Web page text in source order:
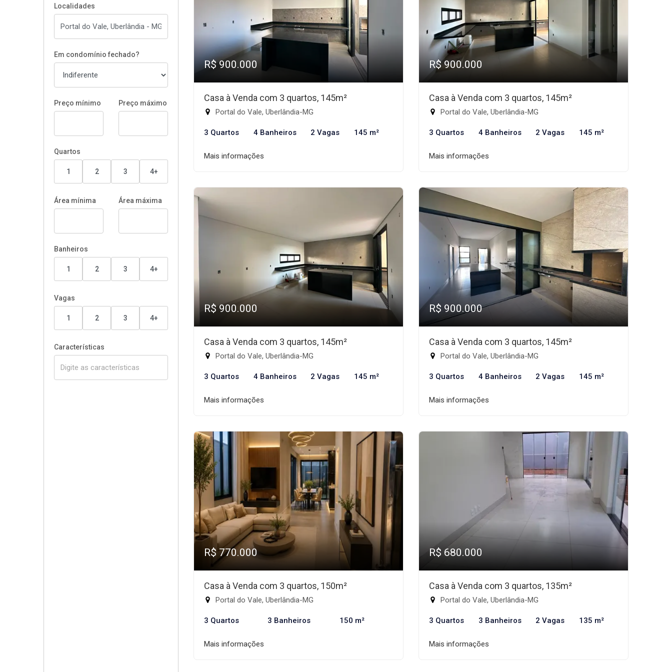
Localidades
Em condomínio fechado?
Preço mínimo Preço máximo
Quartos
1 2 3 4+
Área mínima Área máxima
Banheiros
1 2 3 4+
Vagas
1 2 3 4+
Características
R$ 900.000
Casa à Venda com 3 quartos, 145m²
Portal do Vale, Uberlândia-MG
3 Quartos 4 Banheiros 2 Vagas 145 m²
Mais informações
R$ 900.000
Casa à Venda com 3 quartos, 145m²
Portal do Vale, Uberlândia-MG
3 Quartos 4 Banheiros 2 Vagas 145 m²
Mais informações
R$ 900.000
Casa à Venda com 3 quartos, 145m²
Portal do Vale, Uberlândia-MG
3 Quartos 4 Banheiros 2 Vagas 145 m²
Mais informações
R$ 900.000
Casa à Venda com 3 quartos, 145m²
Portal do Vale, Uberlândia-MG
3 Quartos 4 Banheiros 2 Vagas 145 m²
Mais informações
R$ 770.000
Casa à Venda com 3 quartos, 150m²
Portal do Vale, Uberlândia-MG
3 Quartos 3 Banheiros 150 m²
Mais informações
R$ 680.000
Casa à Venda com 3 quartos, 135m²
Portal do Vale, Uberlândia-MG
3 Quartos 3 Banheiros 2 Vagas 135 m²
Mais informações